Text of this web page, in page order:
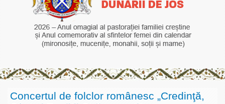
Concertul de folclor românesc „Credinţă,